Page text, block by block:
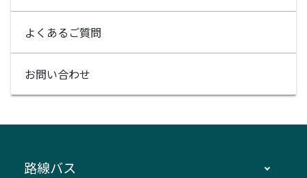
k
よくあるご質問
お問い合わせ
路線バス